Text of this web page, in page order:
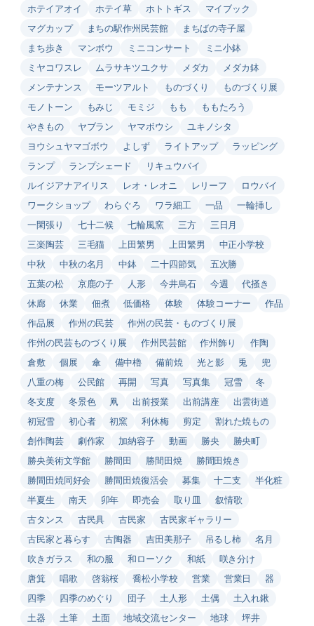
ホテイアオイ
ホテイ草 ホトトギス
マイブック
マグカップ
まちの駅作州民芸館
まちばの寺子屋
まち歩き
マンボウ ミニコンサート
ミニ小鉢
ミヤコワスレ
ムラサキツユクサ メダカ
メダカ鉢
メンテナンス
モーツアルト ものづくり
ものづくり展
モノトーン
もみじ モミジ もも
ももたろう
やきもの
ヤブラン ヤマボウシ
ユキノシタ
ヨウシュヤマゴボウ
よしず ライトアップ
ラッピング
ランプ
ランプシェード
リキュウバイ
ルイジアナアイリス
レオ・レオニ レリーフ
ロウバイ
ワークショップ
わらぐろ ワラ細工 一品
一輪挿し
一閑張り
七十二候 七輪風窯 三方
三日月
三楽陶芸
三毛猫 上田繁男 上田繁男
中正小学校
中秋
中秋の名月 中鉢 二十四節気
五次勝
五葉の松
京鹿の子 人形 今井烏石 今週
代掻き
休廊
休業 佃煮 低価格 体験 体験コーナー
作品
作品展
作州の民芸
作州の民芸・ものづくり展
作州の民芸ものづくり展
作州民芸館 作州飾り
作陶
倉敷
個展 傘 備中櫓 備前焼 光と影 兎
兜
八重の梅
公民館 再開 写真 写真集 冠雪
冬
冬支度
冬景色 凧 出前授業 出前講座
出雲街道
初冠雪
初心者 初窯 利休梅 剪定
割れた焼もの
創作陶芸
劇作家 加納容子 動画 勝央
勝央町
勝央美術文学館
勝間田 勝間田焼
勝間田焼き
勝間田焼同好会
勝間田焼復活会 募集 十二支
半化粧
半夏生
南天 卯年 即売会 取り皿
叙情歌
古タンス
古民具 古民家
古民家ギャラリー
古民家と暮らす
古陶器 吉田美那子 吊るし柿
名月
吹きガラス
和の服 和ローソク 和紙
咲き分け
唐箕
唱歌 啓翁桜 喬松小学校 営業 営業日
器
四季
四季のめぐり 団子 土人形 土偶
土入れ鍬
土器
土筆 土面 地域交流センター 地球 坪井